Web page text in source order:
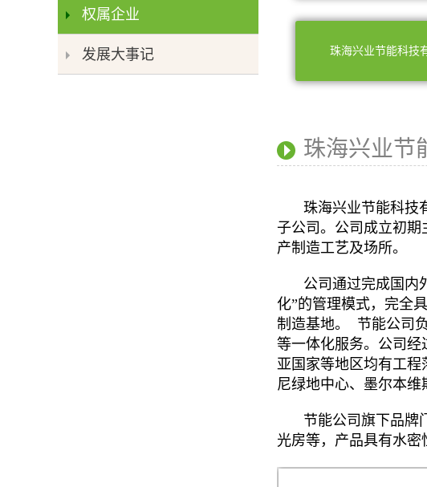
权属企业
发展大事记 珠海兴业节能科技
珠海兴业节
珠海兴业节能科技
子公司。公司成立初
产制造工艺及场所。
公司通过完成国内
化”的管理模式，完全
制造基地。 节能公司
等一体化服务。公司
亚国家等地区均有工
尼绿地中心、墨尔本维
节能公司旗下品牌
光房等，产品具有水密